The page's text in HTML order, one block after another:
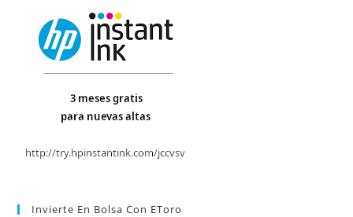
Invierte En Bolsa Con EToro